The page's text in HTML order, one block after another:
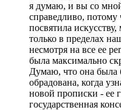
я думаю, и вы со мной
справедливо,
посвятила
только в пределах
несмотря на все ее
была максимально
Думаю, что она была
обрадована, когда
новой прописки - ее
государственная